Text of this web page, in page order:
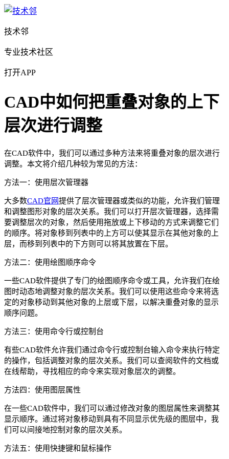
技术邻
专业技术社区
打开APP
CAD中如何把重叠对象的上下
层次进行调整
在CAD软件中，我们可以通过多种方法来将重叠对象的层次进行
调整。本文将介绍几种较为常见的方法：
方法一：使用层次管理器
大多数CAD官网提供了层次管理器或类似的功能，允许我们管理
和调整图形对象的层次关系。我们可以打开层次管理器，选择需
要调整层次的对象，然后使用拖放或上下移动的方式来调整它们
的顺序。将对象移到列表中的上方可以使其显示在其他对象的上
层，而移到列表中的下方则可以将其放置在下层。
方法二：使用绘图顺序命令
一些CAD软件提供了专门的绘图顺序命令或工具，允许我们在绘
图时动态地调整对象的层次关系。我们可以使用这些命令来将选
定的对象移动到其他对象的上层或下层，以解决重叠对象的显示
顺序问题。
方法三：使用命令行或控制台
有些CAD软件允许我们通过命令行或控制台输入命令来执行特定
的操作，包括调整对象的层次关系。我们可以查阅软件的文档或
在线帮助，寻找相应的命令来实现对象层次的调整。
方法四：使用图层属性
在一些CAD软件中，我们可以通过修改对象的图层属性来调整其
显示顺序。通过将对象移动到具有不同显示优先级的图层中，我
们可以间接地控制对象的层次关系。
方法五：使用快捷键和鼠标操作